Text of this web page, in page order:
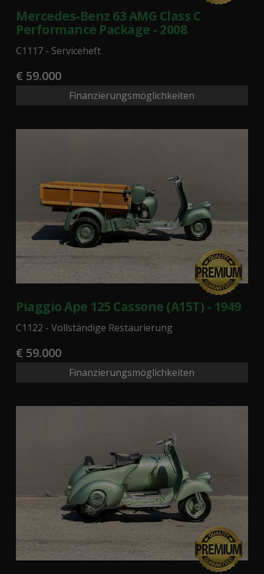
Mercedes-Benz 63 AMG Class C
Performance Package - 2008
C1117 - Serviceheft
€ 59.000
Finanzierungsmöglichkeiten
Piaggio Ape 125 Cassone (A15T) - 1949
C1122 - Vollständige Restaurierung
€ 59.000
Finanzierungsmöglichkeiten